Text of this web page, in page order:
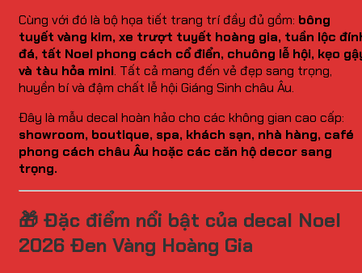
Cùng với đó là bộ họa tiết trang trí đầy đủ gồm: bông
tuyết vàng kim, xe trượt tuyết hoàng gia, tuần lộc
đá, tất Noel phong cách cổ điển, chuông lễ hội, kẹo
và tàu hỏa mini. Tất cả mang đến vẻ đẹp sang trọng,
huyền bí và đậm chất lễ hội Giáng Sinh châu Âu.
Đây là mẫu decal hoàn hảo cho các không gian cao cấp:
showroom, boutique, spa, khách sạn, nhà hàng, café
phong cách châu Âu hoặc các căn hộ decor sang
trọng.
🎁 Đặc điểm nổi bật của decal Noel
2026 Đen Vàng Hoàng Gia